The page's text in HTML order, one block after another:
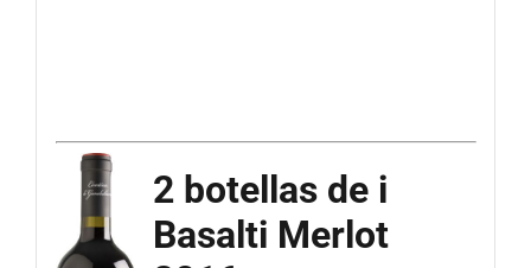
2 botellas de i
Basalti Merlot